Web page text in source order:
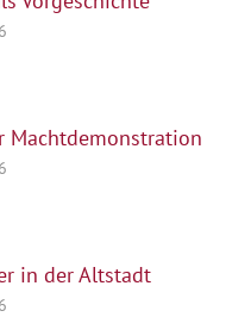
Machtdemonstration
in der Altstadt